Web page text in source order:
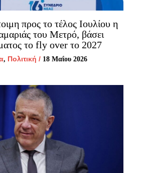
προς το τέλος Ιουλίου η
του Μετρό, βάσει
το fly over το 2027
, Πολιτική / 18 Μαΐου 2026